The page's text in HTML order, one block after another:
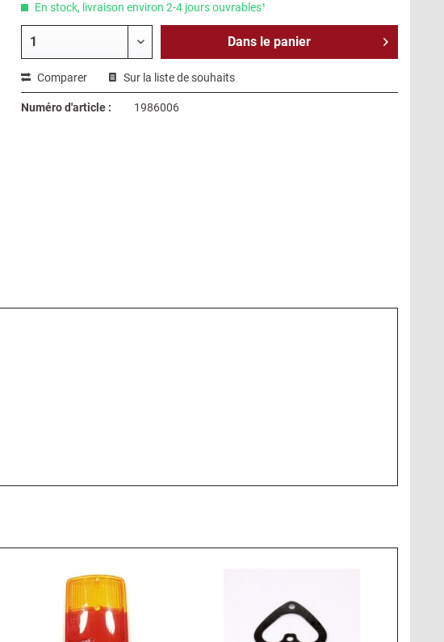
En stock, livraison environ 2-4 jours ouvrables¹
Dans le panier
Comparer Sur la liste de souhaits
Numéro d'article : 1986006